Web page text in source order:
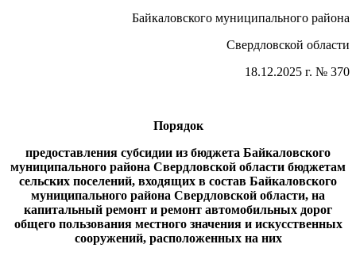
Байкаловского муниципального района
Свердловской области
18.12.2025 г. № 370
Порядок
предоставления субсидии из бюджета Байкаловского
муниципального района Свердловской области бюджетам
сельских поселений, входящих в состав Байкаловского
муниципального района Свердловской области, на
капитальный ремонт и ремонт автомобильных дорог
общего пользования местного значения и искусственных
сооружений, расположенных на них